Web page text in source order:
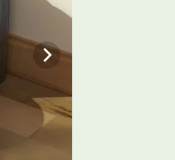
押します。
Googleおよび
込む美しい仕
に接続したま